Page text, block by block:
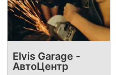
Elvis Garage -
АвтоЦентр